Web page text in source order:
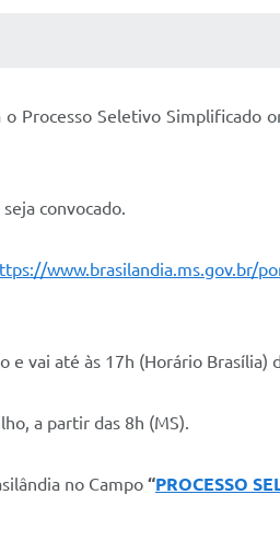
Processo Seletivo Simplificado
convocado.
www.brasilandia.ms.gov.br/
e vai até às 17h (Horário Brasília)
a partir das 8h (MS).
no Campo “PROCESSO